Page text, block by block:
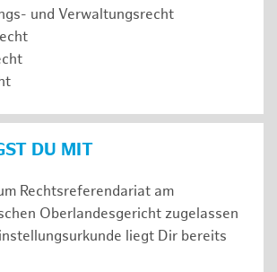
und Verwaltungsrecht
DU MIT
Rechtsreferendariat am
Oberlandesgericht zugelassen
liegt Dir bereits